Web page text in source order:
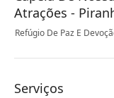
Atrações -
Refúgio De Paz E
Serviços